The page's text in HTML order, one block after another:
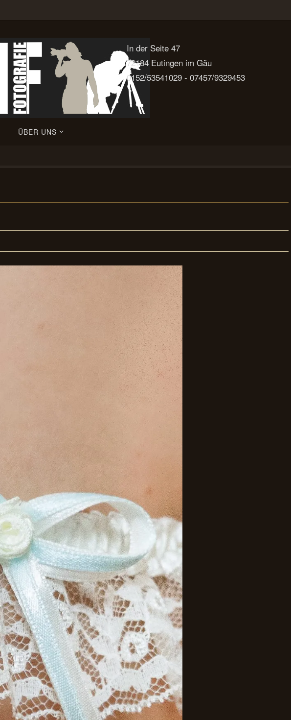
In der Seite 47
72184 Eutingen im Gäu
0152/53541029 - 07457/9329453
ÜBER UNS